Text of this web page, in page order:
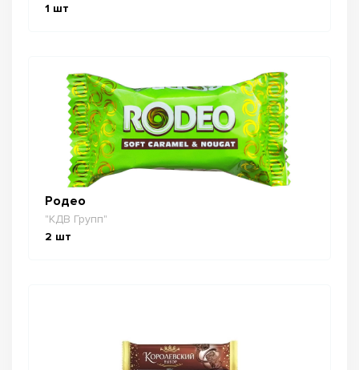
1 шт
Родео
"КДВ Групп"
2 шт